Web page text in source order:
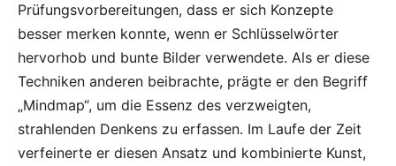
Prüfungsvorbereitungen, dass er sich Konzepte
besser merken konnte, wenn er Schlüsselwörter
hervorhob und bunte Bilder verwendete. Als er diese
Techniken anderen beibrachte, prägte er den Begriff
„Mindmap“, um die Essenz des verzweigten,
strahlenden Denkens zu erfassen. Im Laufe der Zeit
verfeinerte er diesen Ansatz und kombinierte Kunst,